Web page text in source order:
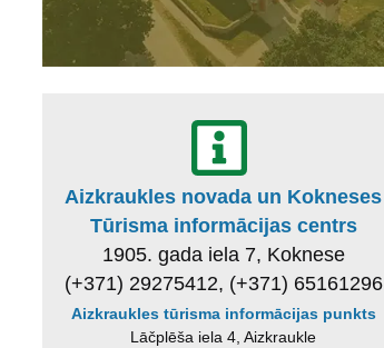
Aizkraukles novada un Kokneses
Tūrisma informācijas centrs
1905. gada iela 7, Koknese
(+371) 29275412, (+371) 65161296
Aizkraukles tūrisma informācijas punkts
Lāčplēša iela 4, Aizkraukle